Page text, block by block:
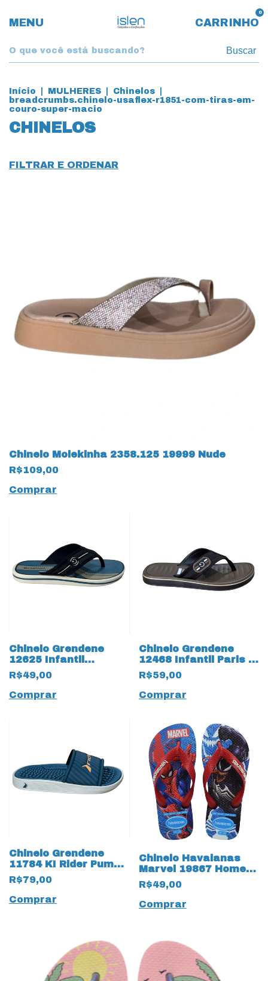
MENU CARRINHO
0
Buscar
Início MULHERES Chinelos
breadcrumbs.chinelo-usaflex-r1851-com-tiras-em-
couro-super-macio
CHINELOS
FILTRAR E ORDENAR
Chinelo Molekinha 2358.125 19999 Nude
R$109,00
Comprar
Chinelo Grendene
12625 Infantil
Cartago 19957
Palermo
R$49,00
Comprar
Chinelo Grendene
12468 Infantil Paris II
19954 Marrom
R$59,00
Comprar
Chinelo Grendene
11784 KI Rider Pump
Slide 19925 Infantil
R$79,00
Comprar
Chinelo Havaianas
Marvel 19867 Homem
Aranha
R$49,00
Comprar